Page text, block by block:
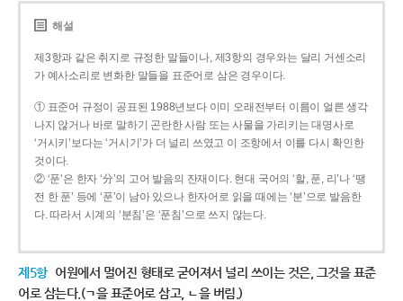
해설
제3항과 같은 취지로 규정한 말들이나, 제3항의 경우와는 달리 거센소리
가 예사소리로 변화한 말들을 표준어로 삼은 경우이다.
① 표준어 규정이 공표된 1988년보다 이미 오래전부터 이름이 얼른 생각
나지 않거나 바로 말하기 곤란한 사람 또는 사물을 가리키는 대명사로
‘거시키’보다는 ‘거시기’가 더 널리 쓰였고 이 조항에서 이를 다시 확인한
것이다.
② ‘푼’은 한자 ‘分’의 고어 발음의 잔재이다. 현대 국어의 ‘할, 푼, 리’나 ‘땡
전 한 푼’ 등에 ‘푼’이 남아 있으나 한자어로 읽을 때에는 ‘분’으로 발음한
다. 따라서 시계의 ‘분침’은 ‘푼침’으로 쓰지 않는다.
제5항 어원에서 멀어진 형태로 굳어져서 널리 쓰이는 것은, 그것을 표준
어로 삼는다.(ㄱ을 표준어로 삼고, ㄴ을 버림.)